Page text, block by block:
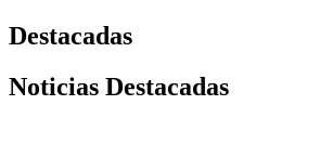
Destacadas
Noticias Destacadas